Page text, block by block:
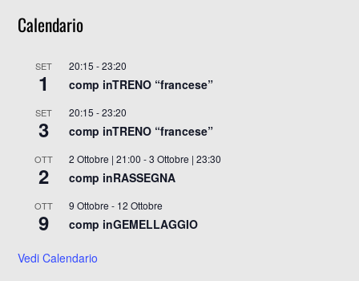
Calendario
SET
1
20:15 -23:20
comp inTRENO “francese”
SET
3
20:15 -23:20
comp inTRENO “francese”
OTT
2
2 Ottobre | 21:00 -3 Ottobre | 23:30
comp inRASSEGNA
OTT
9
9 Ottobre - 12 Ottobre
comp inGEMELLAGGIO
Vedi Calendario